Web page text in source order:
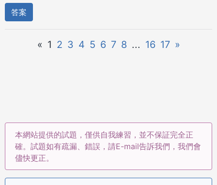
答案
« 1 2 3 4 5 6 7 8 ... 16 17 »
本網站提供的試題，僅供自我練習，並不保証完全正
確。試題如有疏漏、錯誤，請E-mail告訴我們，我們會
儘快更正。